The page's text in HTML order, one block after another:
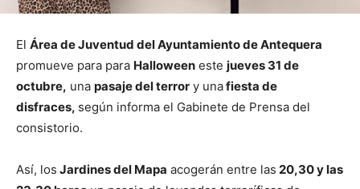
El Área de Juventud del Ayuntamiento de Antequera
promueve para para Halloween este jueves 31 de
octubre, una pasaje del terror y unafiesta de
disfraces, según informa el Gabinete de Prensa del
consistorio.
Así, los Jardines del Mapa acogerán entre las 20,30 y las